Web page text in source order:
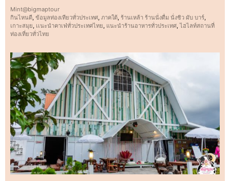
Mint@bigmaptour
กินไหนดี ข้อมูลท่องเทียวทั่วประเทศ ภาคใต้ ร้านเหล้า ร้านนั่งดื่ม นั่งชิว ผับ บาร์
เกาะสมุย เเนะนำคาเฟ่ทั่วประเทศไทย แนะนำร้านอาหารทั่วประเทศ ,ไฮไลท์สถานที่
ท่องเที่ยวทั่วไทย